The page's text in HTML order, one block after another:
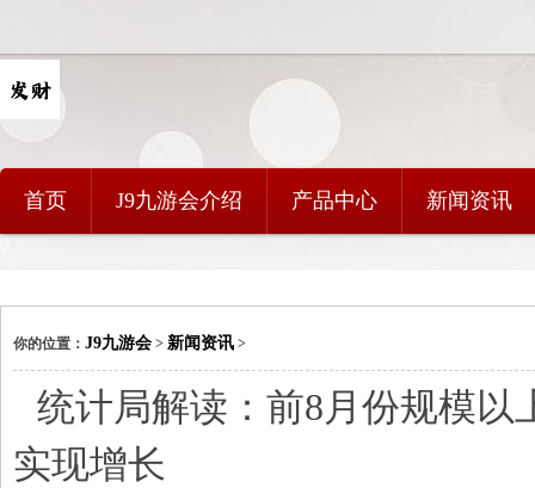
首页 J9九游会介绍 产品中心 新闻资讯
你的位置： J9九游会 > 新闻资讯 >
统计局解读：前8月份规模以
实现增长